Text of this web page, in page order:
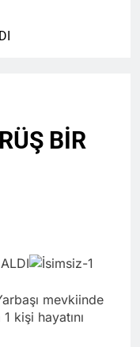
BİR
mevkiinde
kişi hayatını